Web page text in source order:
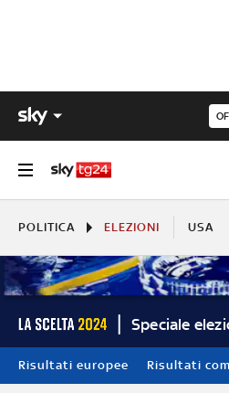
POLITICA ELEZIONI USA
Speciale
Risultati europee Risultati